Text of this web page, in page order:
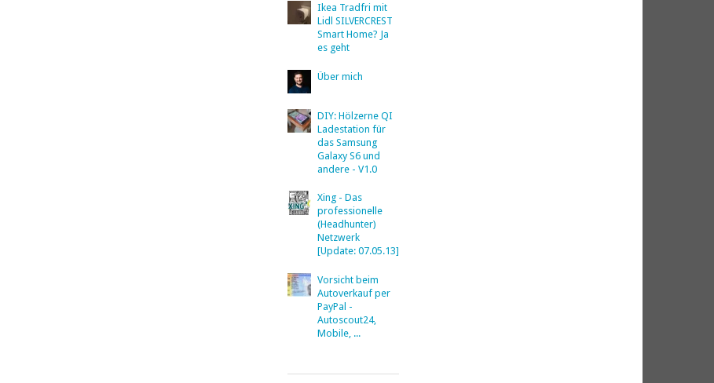
Ikea Tradfri mit
Lidl SILVERCREST
Smart Home? Ja
es geht
Über mich
DIY: Hölzerne QI
Ladestation für
das Samsung
Galaxy S6 und
andere - V1.0
Xing - Das
professionelle
(Headhunter)
Netzwerk
[Update: 07.05.13]
Vorsicht beim
Autoverkauf per
PayPal -
Autoscout24,
Mobile, ...